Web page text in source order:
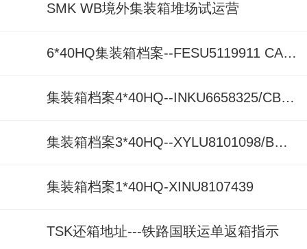
SMK WB境外集装箱堆场试运营
6*40HQ集装箱档案--FESU5119911 CAIU8067002 GESU6837827 GESU5753090 TCNU8727990 TCNU8726633
集装箱档案4*40HQ--INKU6658325/CBHU9000662/MSCU7693855/MEDU8797974
集装箱档案3*40HQ--XYLU8101098/BMOU5209485/BMOU5010744
集装箱档案1*40HQ-XINU8107439
TSK还箱地址---铁路国联运单返箱指示